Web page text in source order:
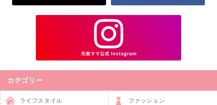
カテゴリー
ライフスタイル ファッション